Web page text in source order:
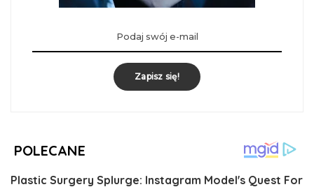
Zapisz się!